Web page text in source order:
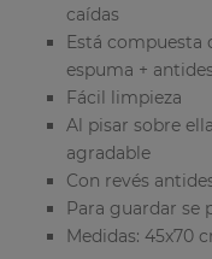
caídas
Está compuesta
espuma +
Fácil limpieza
Al pisar sobre
agradable
Con revés
Para guardar se
Medidas: 45x70